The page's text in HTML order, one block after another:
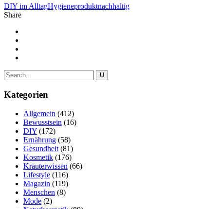
DIY im AlltagHygieneproduktnachhaltig
Share
Kategorien
Allgemein (412)
Bewusstsein (16)
DIY (172)
Ernährung (58)
Gesundheit (81)
Kosmetik (176)
Kräuterwissen (66)
Lifestyle (116)
Magazin (119)
Menschen (8)
Mode (2)